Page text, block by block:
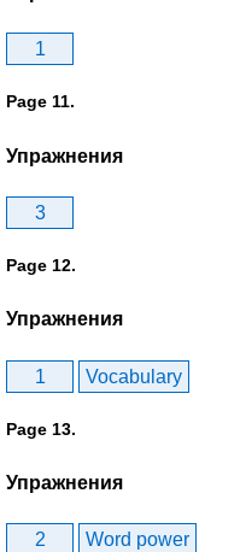
1
Page 11.
Упражнения
3
Page 12.
Упражнения
1 Vocabulary
Page 13.
Упражнения
2 Word power